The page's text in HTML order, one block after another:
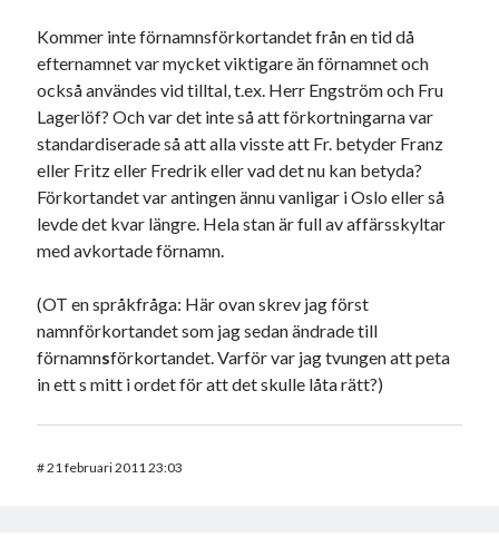
Kommer inte förnamnsförkortandet från en tid då
efternamnet var mycket viktigare än förnamnet och
också användes vid tilltal, t.ex. Herr Engström och Fru
Lagerlöf? Och var det inte så att förkortningarna var
standardiserade så att alla visste att Fr. betyder Franz
eller Fritz eller Fredrik eller vad det nu kan betyda?
Förkortandet var antingen ännu vanligar i Oslo eller så
levde det kvar längre. Hela stan är full av affärsskyltar
med avkortade förnamn.
(OT en språkfråga: Här ovan skrev jag först
namnförkortandet som jag sedan ändrade till
förnamnsförkortandet. Varför var jag tvungen att peta
in ett s mitt i ordet för att det skulle låta rätt?)
#21 februari 2011 23:03